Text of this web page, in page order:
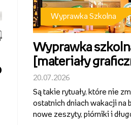
Wyprawka Szkolna
Wyprawka
[materiały
20.07.2026
Są takie rytuały, które nie
ostatnich dniach wakacji na
nowe zeszyty, piórniki i